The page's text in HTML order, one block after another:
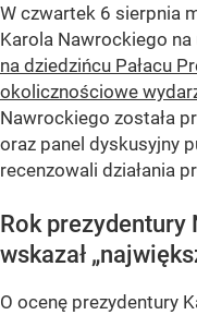
W czwartek 6 sierpnia
Karola Nawrockiego na
na dziedzińcu Pałacu
okolicznościowe
Nawrockiego została
oraz panel dyskusyjny
recenzowali działania
Rok
wskazał
O ocenę prezydentury